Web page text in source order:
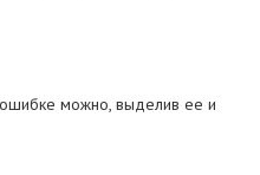
можно, выделив ее и